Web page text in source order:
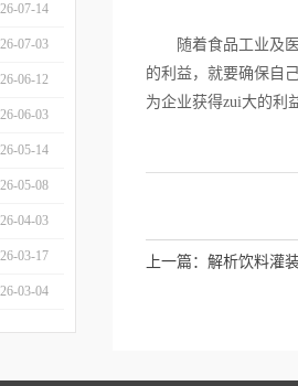
07-14
07-03
06-12
06-03
05-14
05-08
04-03
03-17
03-04
随着食品工业及医
的利益，就要确保自
为企业获得zui大的利
上一篇： 解析饮料灌